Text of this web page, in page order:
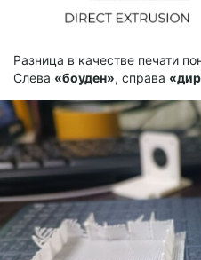
Разница в качестве печати
Слева «боуден», справа